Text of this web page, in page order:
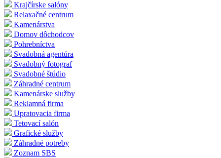
Krajčírske salóny
Relaxačné centrum
Kamenárstva
Domov dôchodcov
Pohrebníctva
Svadobná agentúra
Svadobný fotograf
Svadobné štúdio
Záhradné centrum
Kamenárske služby
Reklamná firma
Upratovacia firma
Tetovací salón
Grafické služby
Záhradné potreby
Zoznam SBS